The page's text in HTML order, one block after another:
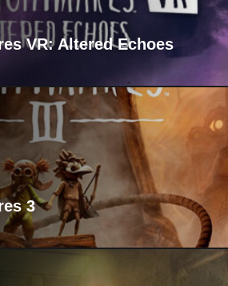
VR: Altered Echoes
3